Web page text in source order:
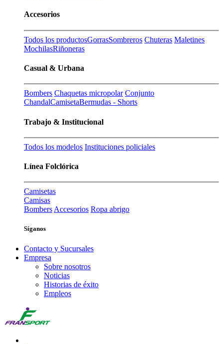
Accesorios
Todos los productosGorrasSombreros Chuteras Maletines
MochilasRiñoneras
Casual & Urbana
Bombers Chaquetas micropolar Conjunto
ChandalCamisetaBermudas - Shorts
Trabajo & Institucional
Todos los modelos Instituciones policiales
Línea Folclórica
Camisetas
Camisas
Bombers Accesorios Ropa abrigo
Síganos
Contacto y Sucursales
Empresa
Sobre nosotros
Noticias
Historias de éxito
Empleos